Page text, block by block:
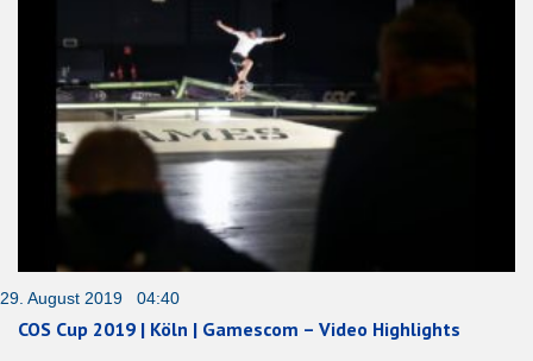
29. August 2019 04:40
COS Cup 2019 | Köln | Gamescom – Video Highlights